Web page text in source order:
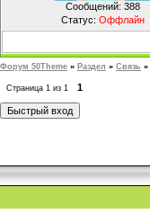
Сообщений: 388
Статус: Оффлайн
Форум 50Theme » Раздел » Связь »
Страница 1 из 1 1